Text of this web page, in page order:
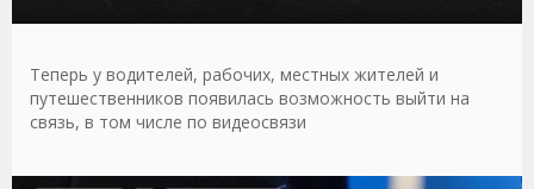
Теперь у водителей, рабочих, местных жителей и
путешественников появилась возможность выйти на
связь, в том числе по видеосвязи